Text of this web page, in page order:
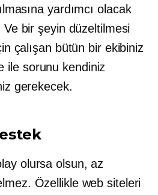
yardımcı olacak
Ve bir şeyin düzeltilmesi
çalışan bütün bir ekibiniz
ile sorunu kendiniz
gerekecek.
olursa olsun, az
Özellikle web siteleri